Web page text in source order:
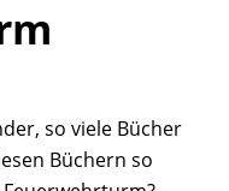
so viele Bücher
Büchern so